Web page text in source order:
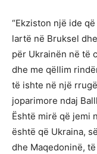
“Ekziston një ide
lartë në Bruksel
për Ukrainën në të
dhe me qëllim
të ishte në një
joparimore ndaj
Është mirë që jemi
është që Ukraina,
dhe Maqedoninë,